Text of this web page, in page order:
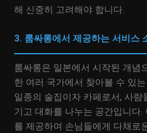
해 신중히 고려해야 합니다.
3. 룸싸롱에서 제공하는 서비스
룸싸롱은 일본에서 시작된 개념
한 여러 국가에서 찾아볼 수 있
일종의 술집이자 카페로서, 사
기고 대화를 나누는 공간입니다
를 제공하여 손님들에게 다채로